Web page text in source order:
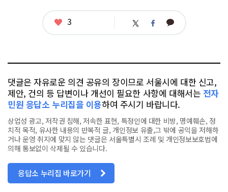
좋
3 트 페 카
댓글은 자유로운 의견 공유의 장이므로 서울시에 대한 신고,
제안, 건의 등 답변이나 개선이 필요한 사항에 대해서는 전자
민원 응답소 누리집을 이용하여 주시기 바랍니다.
상업성 광고, 저작권 침해, 저속한 표현, 특정인에 대한 비방, 명예훼손, 정
치적 목적, 유사한 내용의 반복적 글, 개인정보 유출,그 밖에 공익을 저해하
거나 운영 취지에 맞지 않는 댓글은 서울특별시 조례 및 개인정보보호법에
의해 통보없이 삭제될 수 있습니다.
응답소 누리집 바로가기